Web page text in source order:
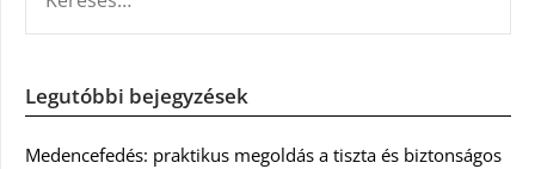
Legutóbbi bejegyzések
Medencefedés: praktikus megoldás a tiszta és biztonságos